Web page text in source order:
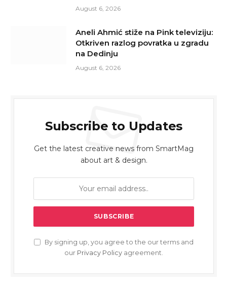
August 6, 2026
Aneli Ahmić stiže na Pink televiziju:
Otkriven razlog povratka u zgradu
na Dedinju
August 6, 2026
Subscribe to Updates
Get the latest creative news from SmartMag
about art & design.
By signing up, you agree to the our terms and
our Privacy Policy agreement.